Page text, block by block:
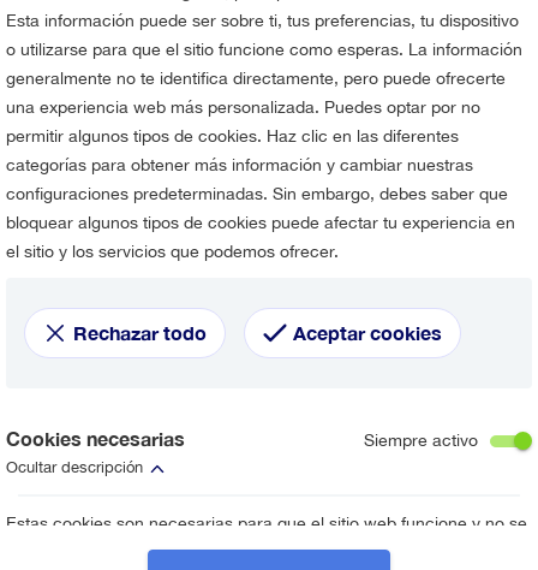
línea de transferencia privada que opere la ruta desde
su búsqueda o contacte con nuestro equipo de atención
Esta información puede ser sobre ti, tus preferencias, tu dispositivo
o utilizarse para que el sitio funcione como esperas. La información
generalmente no te identifica directamente, pero puede ofrecerte
una experiencia web más personalizada. Puedes optar por no
permitir algunos tipos de cookies. Haz clic en las diferentes
categorías para obtener más información y cambiar nuestras
configuraciones predeterminadas. Sin embargo, debes saber que
bloquear algunos tipos de cookies puede afectar tu experiencia en
el sitio y los servicios que podemos ofrecer.
Rechazar todo Aceptar cookies
Cookies necesarias
Ocultar descripción
Siempre activo
Estas cookies son necesarias para que el sitio web funcione y no se
pueden desactivar en nuestros sistemas. Por lo general, solo se